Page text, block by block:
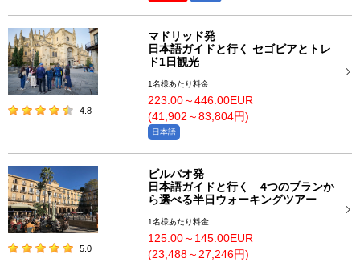
4.8
マドリッド発
日本語ガイドと行く セゴビアとトレ
ド1日観光
1名様あたり料金
223.00～446.00EUR
(41,902～83,804円)
日本語
5.0
ビルバオ発
日本語ガイドと行く 4つのプランか
ら選べる半日ウォーキングツアー
1名様あたり料金
125.00～145.00EUR
(23,488～27,246円)